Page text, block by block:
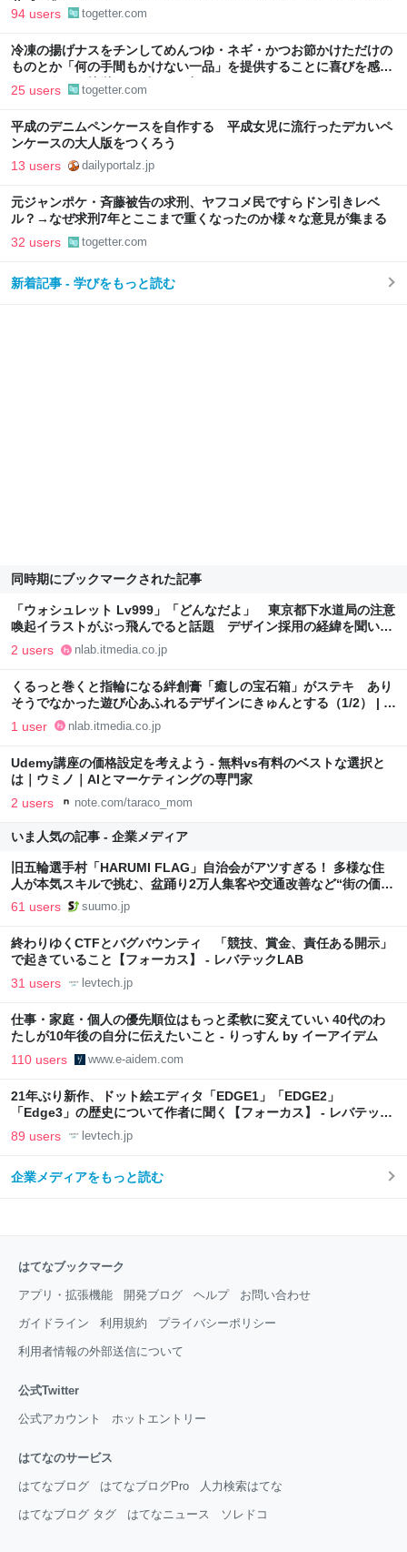
共感が集まる
94 users togetter.com
冷凍の揚げナスをチンしてめんつゆ・ネギ・かつお節かけただけの
ものとか「何の手間もかけない一品」を提供することに喜びを感じ
る…こういう簡単レシピもっと知りたい
25 users togetter.com
平成のデニムペンケースを自作する 平成女児に流行ったデカいペ
ンケースの大人版をつくろう
13 users dailyportalz.jp
元ジャンポケ・斉藤被告の求刑、ヤフコメ民ですらドン引きレベ
ル？→なぜ求刑7年とここまで重くなったのか様々な意見が集まる
32 users togetter.com
新着記事 - 学びをもっと読む
同時期にブックマークされた記事
「ウォシュレット Lv999」「どんなだよ」 東京都下水道局の注意
喚起イラストがぶっ飛んでると話題 デザイン採用の経緯を聞いて
みた（1/2） | ねとらぼ
2 users nlab.itmedia.co.jp
くるっと巻くと指輪になる絆創膏「癒しの宝石箱」がステキ あり
そうでなかった遊び心あふれるデザインにきゅんとする（1/2） | ね
とらぼ
1 user nlab.itmedia.co.jp
Udemy講座の価格設定を考えよう - 無料vs有料のベストな選択と
は｜ウミノ｜AIとマーケティングの専門家
2 users note.com/taraco_mom
いま人気の記事 - 企業メディア
旧五輪選手村「HARUMI FLAG」自治会がアツすぎる！ 多様な住
人が本気スキルで挑む、盆踊り2万人集客や交通改善など“街の価値
向上”戦略 東京・中央区
61 users suumo.jp
終わりゆくCTFとバグバウンティ 「競技、賞金、責任ある開示」
で起きていること【フォーカス】 - レバテックLAB
31 users levtech.jp
仕事・家庭・個人の優先順位はもっと柔軟に変えていい 40代のわ
たしが10年後の自分に伝えたいこと - りっすん by イーアイデム
110 users www.e-aidem.com
21年ぶり新作、ドット絵エディタ「EDGE1」「EDGE2」
「Edge3」の歴史について作者に聞く【フォーカス】 - レバテック
LAB
89 users levtech.jp
企業メディアをもっと読む
はてなブックマーク
アプリ・拡張機能 開発ブログ ヘルプ お問い合わせ
ガイドライン 利用規約 プライバシーポリシー
利用者情報の外部送信について
公式Twitter
公式アカウント ホットエントリー
はてなのサービス
はてなブログ はてなブログPro 人力検索はてな
はてなブログ タグ はてなニュース ソレドコ